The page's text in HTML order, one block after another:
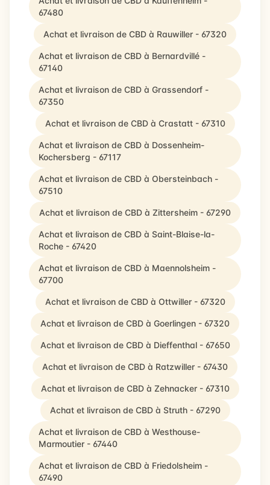
67480
Achat et livraison de CBD à Rauwiller - 67320
Achat et livraison de CBD à Bernardvillé -
67140
Achat et livraison de CBD à Grassendorf -
67350
Achat et livraison de CBD à Crastatt - 67310
Achat et livraison de CBD à Dossenheim-
Kochersberg - 67117
Achat et livraison de CBD à Obersteinbach -
67510
Achat et livraison de CBD à Zittersheim - 67290
Achat et livraison de CBD à Saint-Blaise-la-
Roche - 67420
Achat et livraison de CBD à Maennolsheim -
67700
Achat et livraison de CBD à Ottwiller - 67320
Achat et livraison de CBD à Goerlingen - 67320
Achat et livraison de CBD à Dieffenthal - 67650
Achat et livraison de CBD à Ratzwiller - 67430
Achat et livraison de CBD à Zehnacker - 67310
Achat et livraison de CBD à Struth - 67290
Achat et livraison de CBD à Westhouse-
Marmoutier - 67440
Achat et livraison de CBD à Friedolsheim -
67490